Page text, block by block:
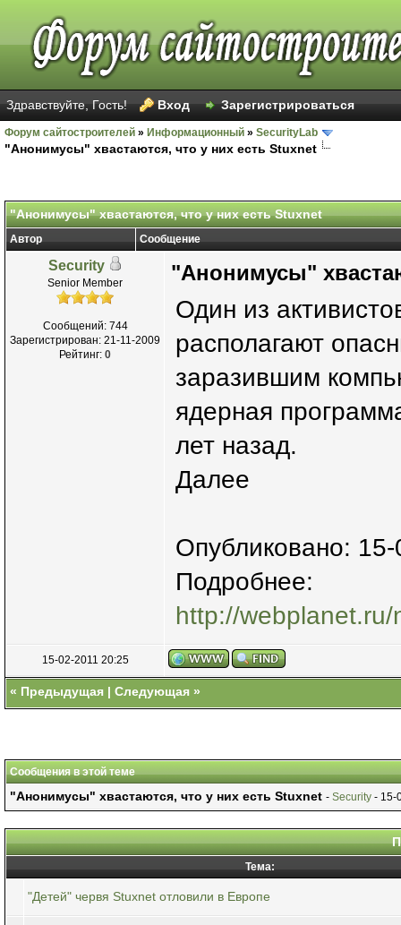
Здравствуйте, Гость! Вход Зарегистрироваться
Форум сайтостроителей » Информационный » SecurityLab
"Анонимусы" хвастаются, что у них есть Stuxnet
"Анонимусы" хвастаются, что у них есть Stuxnet
Автор Сообщение
Security
Senior Member
Сообщений: 744
Зарегистрирован: 21-11-2009
Рейтинг: 0
"Анонимусы"
Один из
располагают
заразившим
ядерная
лет назад.
Далее
Опубликовано:
Подробнее:
http://
15-02-2011 20:25
« Предыдущая | Следующая »
Сообщения в этой теме
"Анонимусы" хвастаются, что у них есть Stuxnet - Security - 15-
Тема:
"Детей" червя Stuxnet отловили в Европе